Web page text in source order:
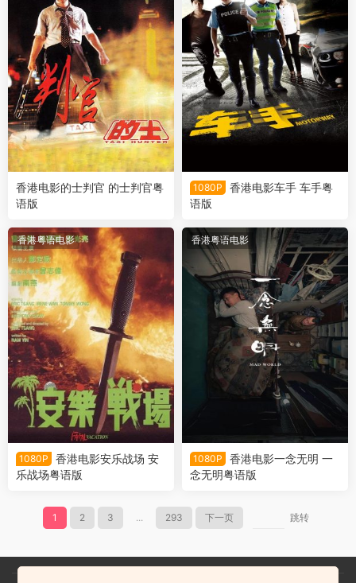
香港电影的士判官 的士判官粤
语版
1080P
香港电影车手 车手粤
语版
香港粤语电影
1080P
香港电影安乐战场 安
乐战场粤语版
香港粤语电影
1080P
香港电影一念无明 一
念无明粤语版
1 2 3 ... 293 下一页 跳转